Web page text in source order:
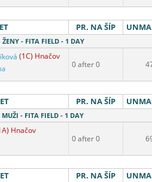
PR. NA ŠÍP
ŽENY - FITA FIELD - 1 DAY
(1C) Hnačov
0 after 0
PR. NA ŠÍP
- FITA FIELD - 1 DAY
Hnačov
0 after 0
PR. NA ŠÍP